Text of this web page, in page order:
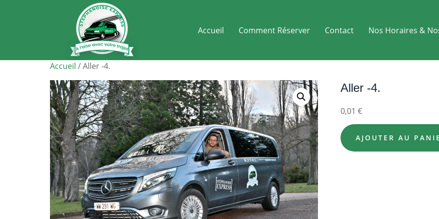
Accueil Comment Réserver Contact Nos Horaires &
Accueil / Aller -4.
Aller -4.
0,01 €
AJOUTER AU